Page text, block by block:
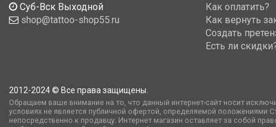
Cуб-Вск Выходной
shop@tattoo-shop55.ru
Как оплатить?
Как вернуть
Создать
Есть ли
2012-2024 © Все права защищены.
Обращаем ваше внимание на то, что данный интернет-сайт носит
условиях не является публичной офертой, определяемой положениями
непосредственно к продавцу. Интернет магазин оставляет за собой